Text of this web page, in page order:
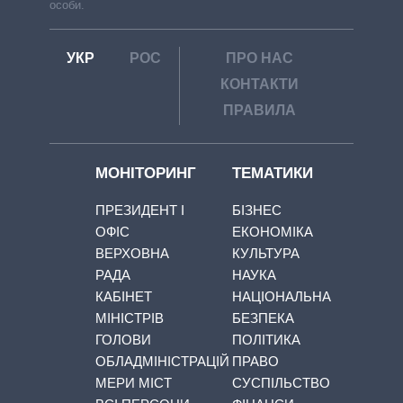
особи.
УКР РОС
ПРО НАС
КОНТАКТИ
ПРАВИЛА
МОНІТОРИНГ
ПРЕЗИДЕНТ І
ОФІС
ВЕРХОВНА
РАДА
КАБІНЕТ
МІНІСТРІВ
ГОЛОВИ
ОБЛАДМІНІСТРАЦІЙ
МЕРИ МІСТ
ТЕМАТИКИ
БІЗНЕС
ЕКОНОМІКА
КУЛЬТУРА
НАУКА
НАЦІОНАЛЬНА
БЕЗПЕКА
ПОЛІТИКА
ПРАВО
СУСПІЛЬСТВО